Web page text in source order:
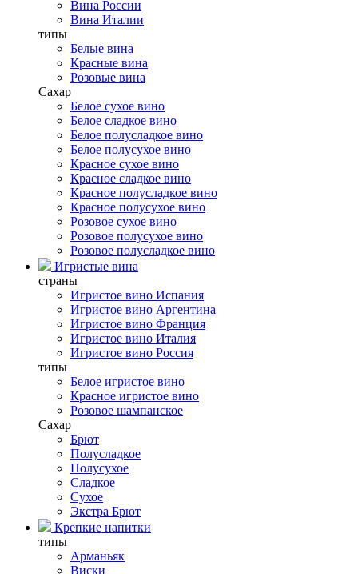
Вина России
Вина Италии
типы
Белые вина
Красные вина
Розовые вина
Сахар
Белое сухое вино
Белое сладкое вино
Белое полусладкое вино
Белое полусухое вино
Красное сухое вино
Красное сладкое вино
Красное полусладкое вино
Красное полусухое вино
Розовое сухое вино
Розовое полусухое вино
Розовое полусладкое вино
Игристые вина
страны
Игристое вино Испания
Игристое вино Аргентина
Игристое вино Франция
Игристое вино Италия
Игристое вино Россия
типы
Белое игристое вино
Красное игристое вино
Розовое шампанское
Сахар
Брют
Полусладкое
Полусухое
Сладкое
Сухое
Экстра Брют
Крепкие напитки
типы
Арманьяк
Виски